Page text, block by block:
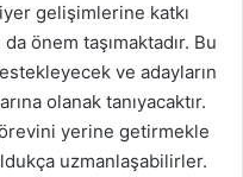
gelişimlerine katkı
önem taşımaktadır. Bu
ve adayların
olanak tanıyacaktır.
yerine getirmekle
uzmanlaşabilirler.